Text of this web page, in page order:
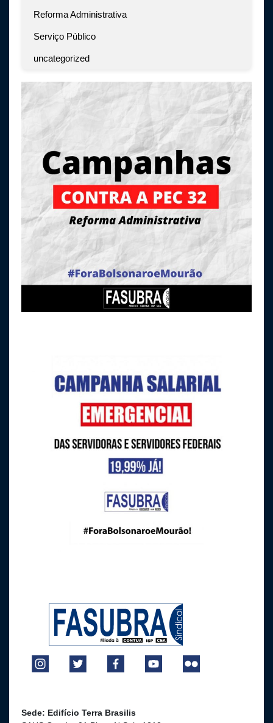
Reforma Administrativa
Serviço Público
uncategorized
Sede: Edifício Terra Brasilis